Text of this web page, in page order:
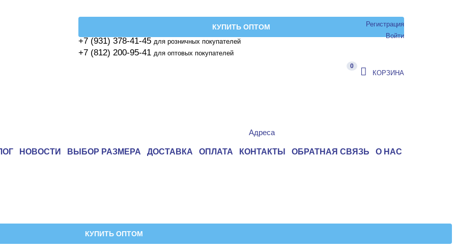
КУПИТЬ ОПТОМ
+7 (931) 378-41-45 для розничных покупателей
+7 (812) 200-95-41 для оптовых покупателей
Адреса
Регистрация
Войти
0
КОРЗИНА
НОВОСТИ ВЫБОР РАЗМЕРА ДОСТАВКА ОПЛАТА КОНТАКТЫ ОБРАТНАЯ СВЯЗЬ О НАС
КУПИТЬ ОПТОМ